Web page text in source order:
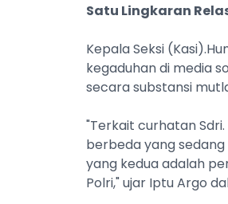
Satu Lingkaran
Kepala Seksi
kegaduhan di media
secara substansi
"Terkait curhatan
berbeda yang
yang kedua adalah
Polri," ujar Iptu Argo